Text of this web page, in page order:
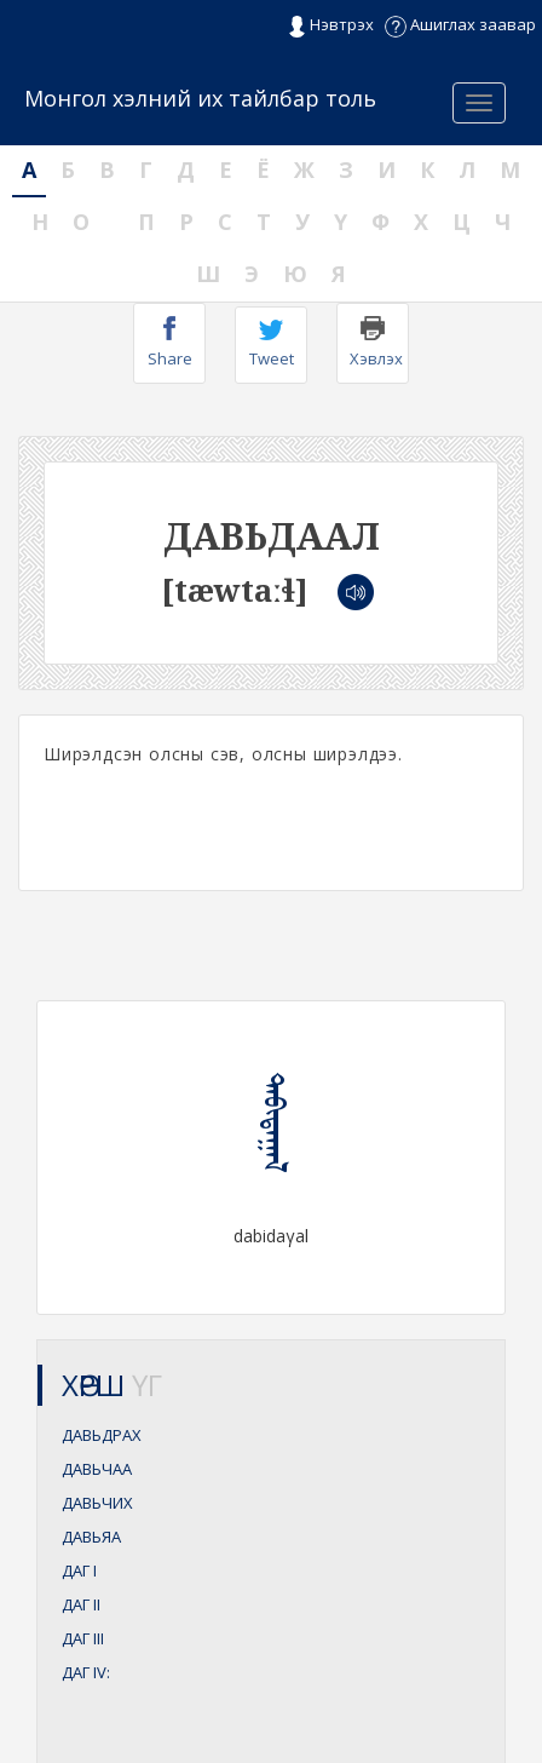
Нэвтрэх Ашиглах заавар
Menu
Монгол хэлний их тайлбар толь
А Б В Г Д Е Ё Ж З И К Л
М
Н
О П Р С Т У Ү Ф Х Ц
Ч
Ш
Э Ю Я
Share Tweet Хэвлэх
ДАВЬДААЛ
[tæwtaːɬ]
Ширэлдсэн олсны сэв, олсны ширэлдээ.
ᠳᠠᠪᠢᠳᠠᠭᠠᠯ
dabidaγal
ХӨРШ ҮГ
ДАВЬДРАХ
ДАВЬЧАА
ДАВЬЧИХ
ДАВЬЯА
ДАГI
ДАГII
ДАГIII
ДАГIV: